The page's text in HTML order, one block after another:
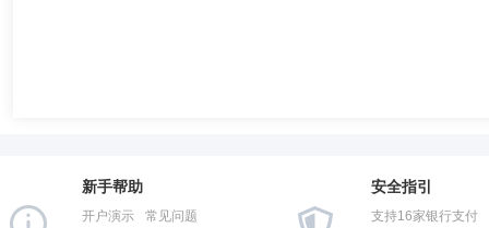
新手帮助
开户演示
常见问题
安全指引
支持16家银行支付